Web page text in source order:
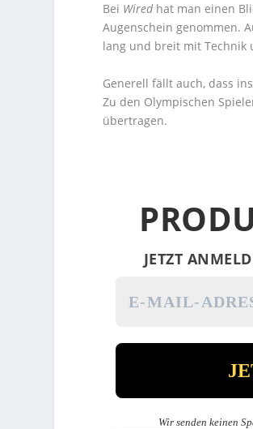
Bei Wiredhat man einen
Augenschein genommen.
lang und breit mit Technik
Generell fällt auch, dass
Zu den Olympischen
übertragen.
JETZT
Wir senden keinen